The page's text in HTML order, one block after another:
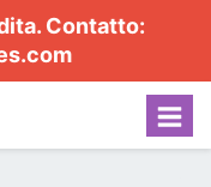
Contatto: